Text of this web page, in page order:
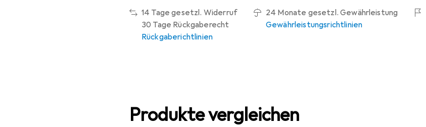
14 Tage gesetzl. Widerruf
30 Tage Rückgaberecht
Rückgaberichtlinien
24 Monate gesetzl. Gewährleistung
Gewährleistungsrichtlinien
Produkte vergleichen